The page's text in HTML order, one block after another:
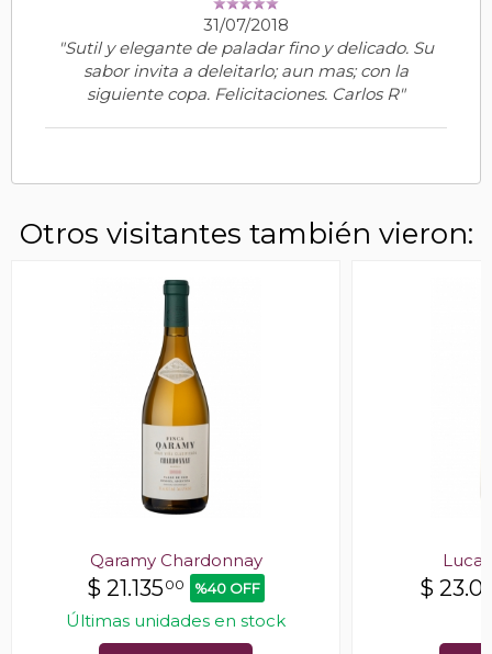
31/07/2018
"Sutil y elegante de paladar fino y delicado. Su
sabor invita a deleitarlo; aun mas; con la
siguiente copa. Felicitaciones. Carlos R"
Otros visitantes también vieron:
Qaramy Chardonnay
$ 21.13500 %40 OFF
Últimas unidades en stock
Luca
$